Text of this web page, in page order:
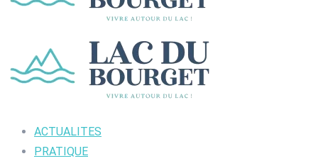
ACTUALITES
PRATIQUE